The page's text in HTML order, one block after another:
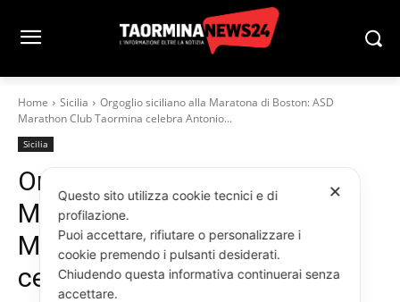
Home Sicilia
Orgoglio siciliano alla Maratona di Boston: ASD
Marathon Club Taormina celebra Antonio...
Sicilia
Orgoglio siciliano alla
Maratona di Boston: ASD
Marathon Club Taormina
celebra Antonio Curcuruto
✕
Questo sito utilizza cookie tecnici e di
profilazione.
Puoi accettare, rifiutare o personalizzare i
cookie premendo i pulsanti desiderati.
Chiudendo questa informativa continuerai senza
accettare.